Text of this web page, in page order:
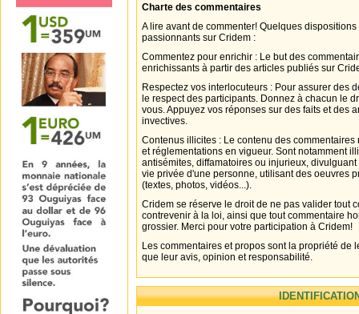
Charte des commentaires
A lire avant de commenter! Quelques
passionnants sur Cridem :
Commentez pour enrichir : Le but des
enrichissants à partir des articles publiés sur
Respectez vos interlocuteurs : Pour assurer des
le respect des participants. Donnez à chacun le
vous. Appuyez vos réponses sur des faits et des
invectives.
Contenus illicites : Le contenu des
et réglementations en vigueur. Sont notamment
antisémites, diffamatoires ou injurieux,
vie privée d'une personne, utilisant des oeuvres
(textes, photos, vidéos...).
Cridem se réserve le droit de ne pas valider tout
contrevenir à la loi, ainsi que tout commentaire
grossier. Merci pour votre participation à Cridem!
Les commentaires et propos sont la propriété de
que leur avis, opinion et responsabilité.